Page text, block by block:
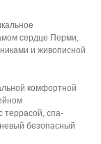
сердце Перми,
и живописной
комфортной
террасой, спа-
безопасный